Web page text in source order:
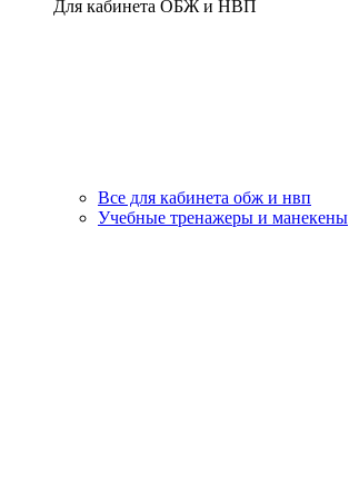
Для кабинета ОБЖ и НВП
Все для кабинета обж и нвп
Учебные тренажеры и манекены